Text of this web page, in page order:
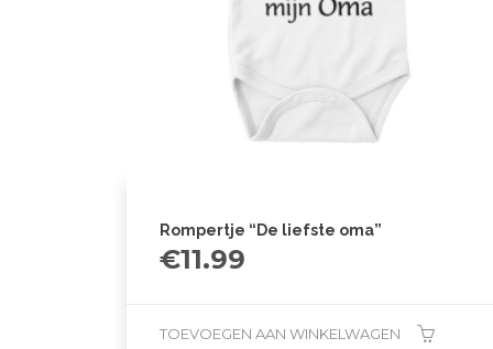
Rompertje “De liefste oma”
€11.99
TOEVOEGEN AAN WINKELWAGEN